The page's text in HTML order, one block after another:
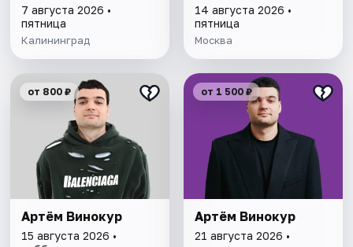
7 августа 2026 •
пятница
Калининград
14 августа 2026 •
пятница
Москва
от 800 ₽
Артём Винокур
15 августа 2026 •
от 1 500 ₽
Артём Винокур
21 августа 2026 •